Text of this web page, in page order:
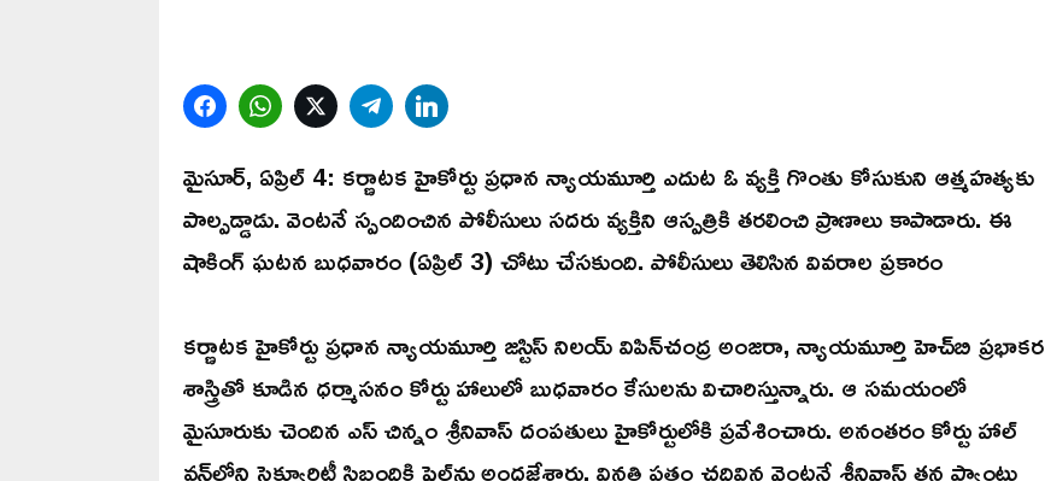
FacebookWhatsAppTwitterTelegram
మైసూర్‌, ఏప్రిల్ 4: కర్ణాటక హైకోర్టు ప్రధాన న్యాయమూర్తి ఎదుట ఓ వ్యక్తి గొంతు కోసుకుని ఆత్మహత్యకు
పాల్పడ్డాడు. వెంటనే స్పందించిన పోలీసులు సదరు వ్యక్తిని ఆస్పత్రికి తరలించి ప్రాణాలు కాపాడారు. ఈ
షాకింగ్‌ ఘటన బుధవారం (ఏప్రిల్ 3) చోటు చేసకుంది. పోలీసులు తెలిసిన వివరాల ప్రకారం
కర్ణాటక హైకోర్టు ప్రధాన న్యాయమూర్తి జస్టిస్‌ నిలయ్‌ విపిన్‌చంద్ర అంజరా, న్యాయమూర్తి హెచ్‌బి ప్రభాకర
శాస్త్రితో కూడిన ధర్మాసనం కోర్టు హాలులో బుధవారం కేసులను విచారిస్తున్నారు. ఆ సమయంలో
మైసూరుకు చెందిన ఎస్‌ చిన్నం శ్రీనివాస్ దంపతులు హైకోర్టులోకి ప్రవేశించారు. అనంతరం కోర్టు హాల్
వన్‌లోని సెక్యూరిటీ సిబ్బందికి ఫైల్‌ను అందజేశారు. వినతి పత్రం చదివిన వెంటనే శ్రీనివాస్‌ తన ప్యాంటు